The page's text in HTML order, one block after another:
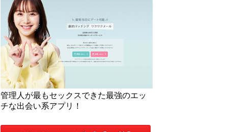
管理人が最もセックスできた最強のエッ
チな出会い系アプリ！